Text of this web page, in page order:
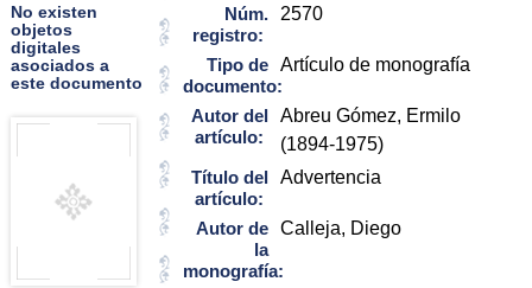
No existen
objetos
digitales
asociados a
este documento
Núm.
registro:
2570
Tipo de
documento:
Artículo de monografía
Autor del
artículo:
Abreu Gómez, Ermilo
(1894-1975)
Título del
artículo:
Advertencia
Autor de
la
monografía:
Calleja, Diego